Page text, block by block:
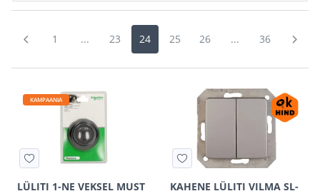
1 ... 23 24 25 26 ... 36
KAMPAANIA
LÜLITI 1-NE VEKSEL MUST
KAHENE LÜLITI VILMA SL-